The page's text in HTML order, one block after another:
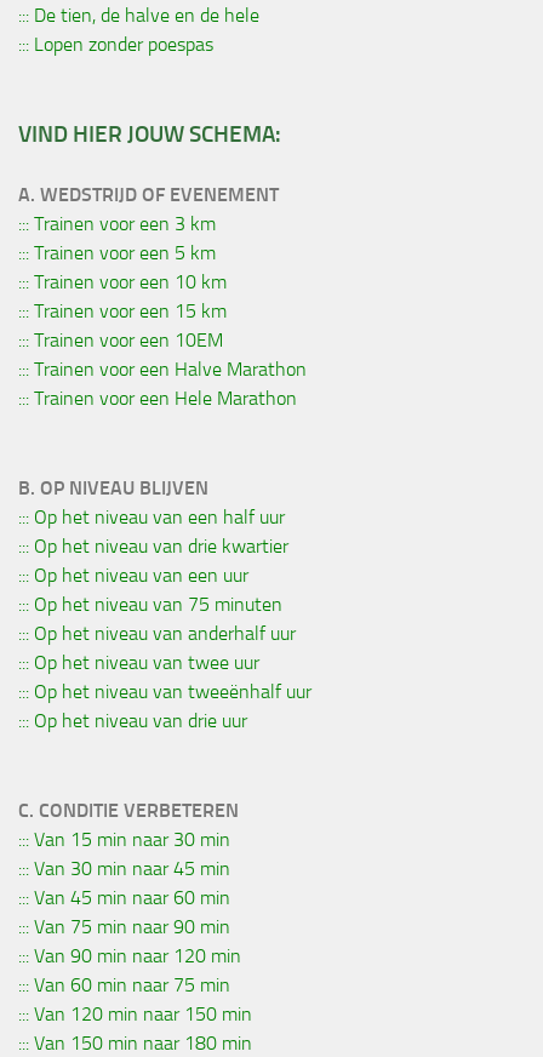
::: De tien, de halve en de hele
::: Lopen zonder poespas
VIND HIER JOUW SCHEMA:
A. WEDSTRIJD OF EVENEMENT
::: Trainen voor een 3 km
::: Trainen voor een 5 km
::: Trainen voor een 10 km
::: Trainen voor een 15 km
::: Trainen voor een 10EM
::: Trainen voor een Halve Marathon
::: Trainen voor een Hele Marathon
B. OP NIVEAU BLIJVEN
::: Op het niveau van een half uur
::: Op het niveau van drie kwartier
::: Op het niveau van een uur
::: Op het niveau van 75 minuten
::: Op het niveau van anderhalf uur
::: Op het niveau van twee uur
::: Op het niveau van tweeënhalf uur
::: Op het niveau van drie uur
C. CONDITIE VERBETEREN
::: Van 15 min naar 30 min
::: Van 30 min naar 45 min
::: Van 45 min naar 60 min
::: Van 75 min naar 90 min
::: Van 90 min naar 120 min
::: Van 60 min naar 75 min
::: Van 120 min naar 150 min
::: Van 150 min naar 180 min